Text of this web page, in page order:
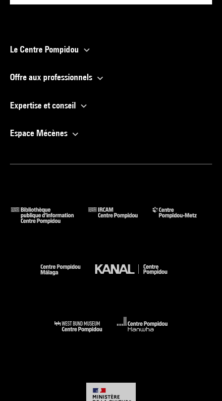
Le Centre Pompidou
Offre aux professionnels
Expertise et conseil
Espace Mécènes